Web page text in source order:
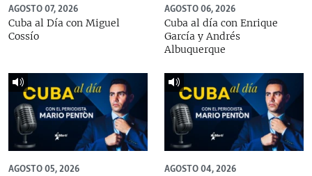
AGOSTO 07, 2026
Cuba al Día con Miguel
Cossío
AGOSTO 06, 2026
Cuba al día con Enrique
García y Andrés
Albuquerque
AGOSTO 05, 2026
AGOSTO 04, 2026